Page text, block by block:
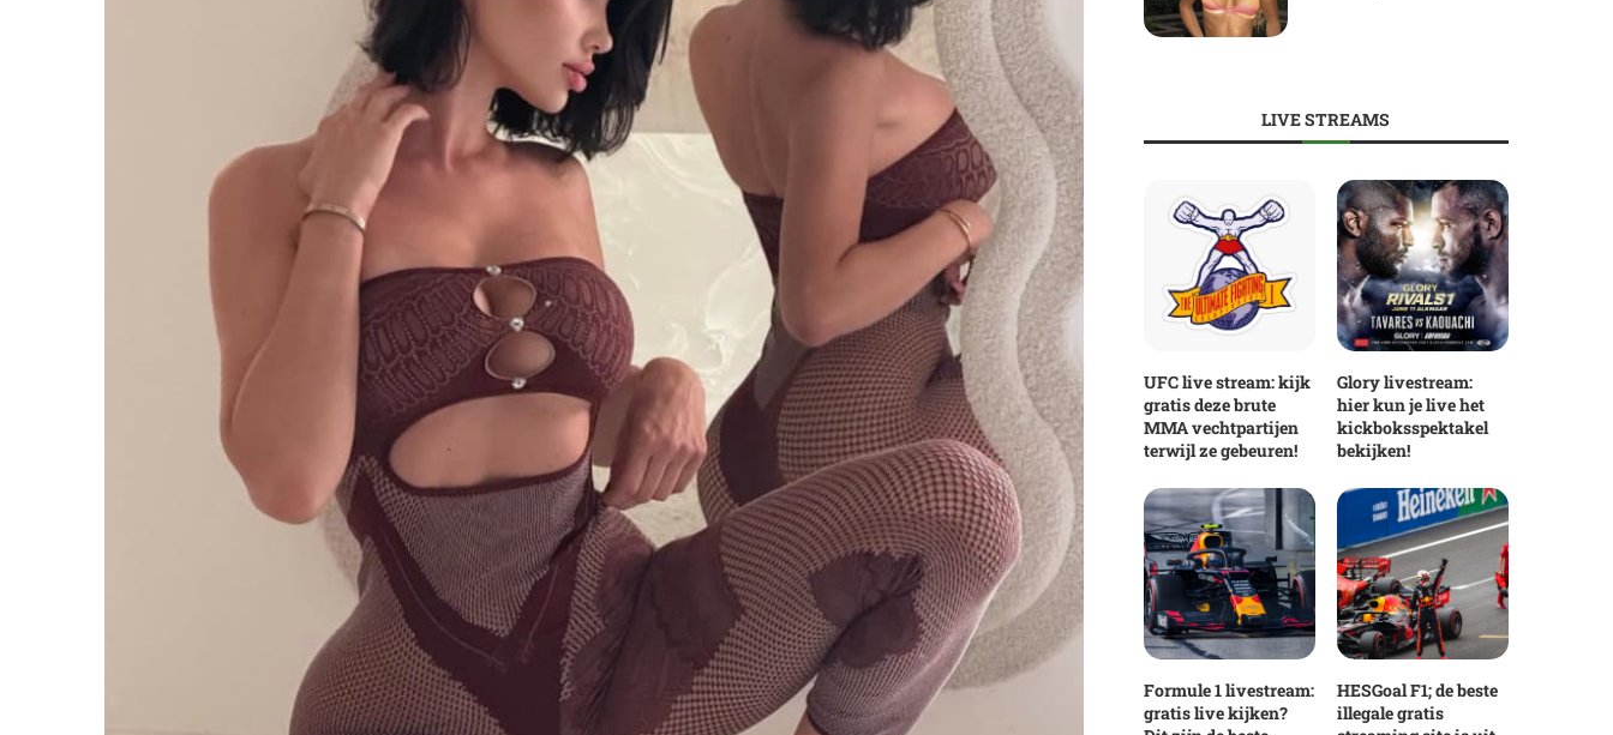
LIVE STREAMS
UFC live stream: kijk
gratis deze brute
MMA vechtpartijen
terwijl ze gebeuren!
Glory livestream:
hier kun je live het
kickboksspektakel
bekijken!
Formule 1 livestream:
gratis live kijken?
HESGoal F1; de beste
illegale gratis